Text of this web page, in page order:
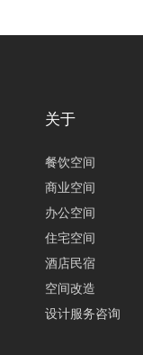
关于
餐饮空间
商业空间
办公空间
住宅空间
酒店民宿
空间改造
设计服务咨询